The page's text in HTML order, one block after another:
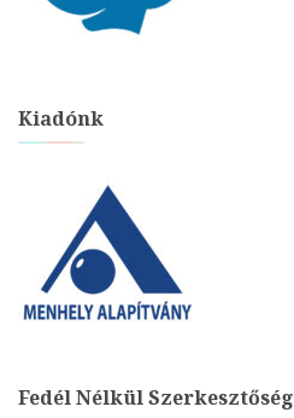
Kiadónk
Fedél Nélkül Szerkesztőség